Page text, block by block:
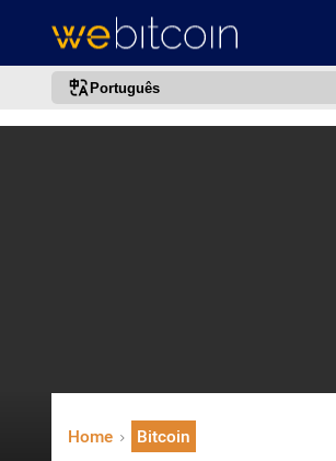
Português
한국어
Home Bitcoin